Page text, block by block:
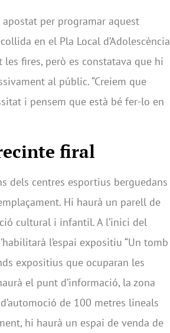
apostat per programar aquest
en el Pla Local d’Adolescència
fires, però es constatava que hi
al públic. “Creiem que
i pensem que està bé fer-lo en
firal
dels centres esportius berguedans
Hi haurà un parell de
cultural i infantil. A l’inici del
l’espai expositiu “Un tomb
expositius que ocuparan les
el punt d’informació, la zona
de 100 metres lineals
hi haurà un espai de venda de